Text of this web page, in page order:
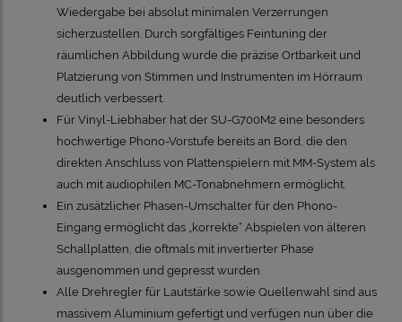
Wiedergabe bei absolut minimalen Verzerrungen
sicherzustellen. Durch sorgfältiges Feintuning der
räumlichen Abbildung wurde die präzise Ortbarkeit und
Platzierung von Stimmen und Instrumenten im Hörraum
deutlich verbessert.
Für Vinyl-Liebhaber hat der SU-G700M2 eine besonders
hochwertige Phono-Vorstufe bereits an Bord, die den
direkten Anschluss von Plattenspielern mit MM-System als
auch mit audiophilen MC-Tonabnehmern ermöglicht.
Ein zusätzlicher Phasen-Umschalter für den Phono-
Eingang ermöglicht das „korrekte“ Abspielen von älteren
Schallplatten, die oftmals mit invertierter Phase
ausgenommen und gepresst wurden.
Alle Drehregler für Lautstärke sowie Quellenwahl sind aus
massivem Aluminium gefertigt und verfügen nun über die